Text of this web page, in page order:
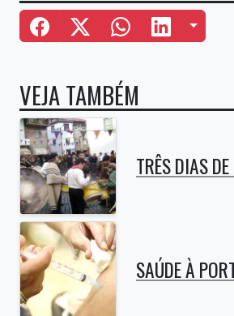
Mais
VEJA TAMBÉM
TRÊS DIAS
SAÚDE À